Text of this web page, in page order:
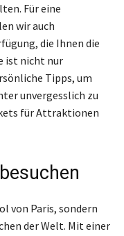
Für eine
wir auch
die Ihnen die
ist nicht nur
Tipps, um
unvergesslich zu
für Attraktionen
von Paris, sondern
der Welt. Mit einer